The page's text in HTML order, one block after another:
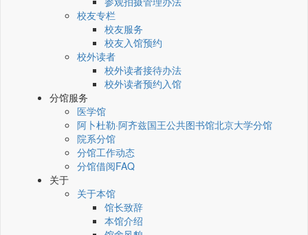
校友专栏
校友服务
校友入馆预约
校外读者
校外读者接待办法
校外读者预约入馆
分馆服务
医学馆
阿卜杜勒·阿齐兹国王公共图书馆北京大学分馆
院系分馆
分馆工作动态
分馆借阅FAQ
关于
关于本馆
馆长致辞
本馆介绍